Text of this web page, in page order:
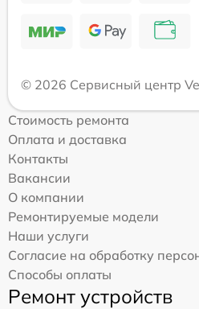
© 2026 Сервисный центр
Стоимость ремонта
Оплата и доставка
Контакты
Вакансии
О компании
Ремонтируемые модели
Наши услуги
Согласие на обработку
Способы оплаты
Ремонт устройств